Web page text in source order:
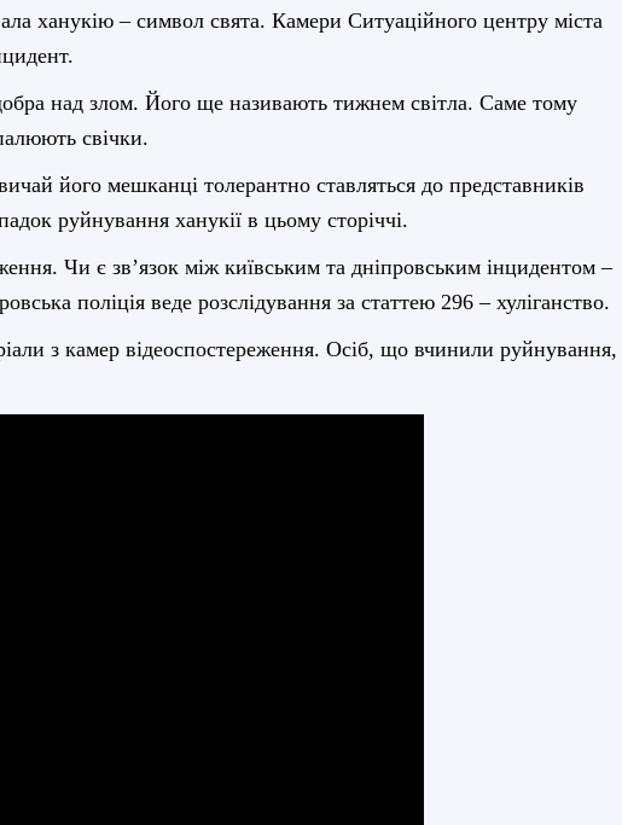
ханукію – символ свята. Камери Ситуаційного центру міста
над злом. Його ще називають тижнем світла. Саме тому
свічки.
його мешканці толерантно ставляться до представників
руйнування ханукії в цьому сторіччі.
Чи є зв’язок між київським та дніпровським інцидентом –
поліція веде розслідування за статтею 296 – хуліганство.
з камер відеоспостереження. Осіб, що вчинили руйнування,